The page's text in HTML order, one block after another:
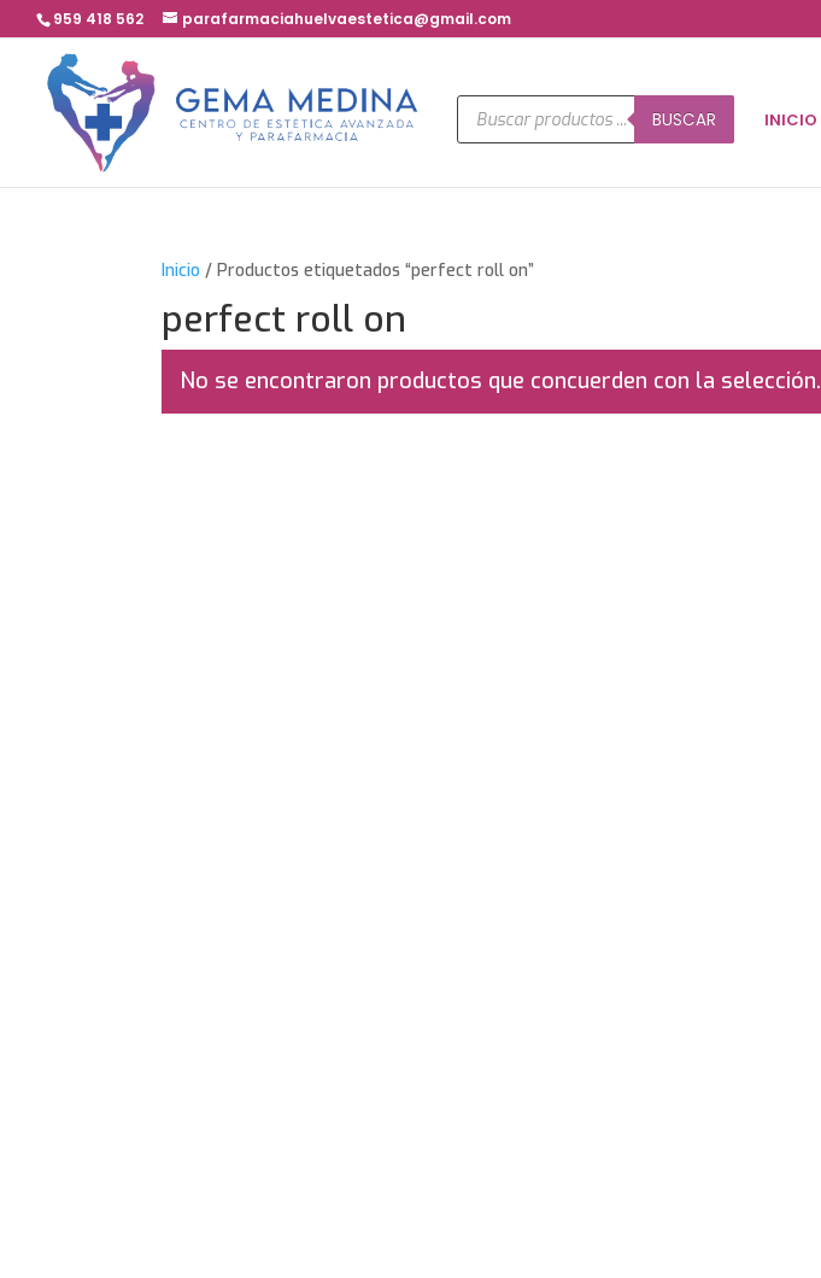
959 418 562 parafarmaciahuelvaestetica@gmail.com
Búsqueda
de
productos
BUSCAR INICIO
Inicio / Productos etiquetados “perfect roll on”
perfect roll on
No se encontraron productos que concuerden con la selección.